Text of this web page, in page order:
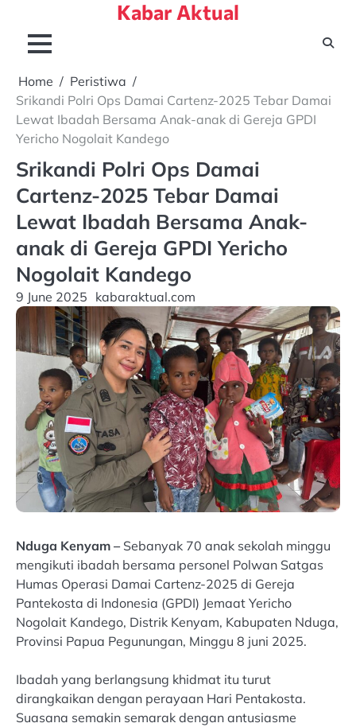
content
Kabar Aktual
Home
Peristiwa
Srikandi Polri Ops Damai Cartenz-2025 Tebar Damai
Lewat Ibadah Bersama Anak-anak di Gereja GPDI
Yericho Nogolait Kandego
Srikandi Polri Ops Damai
Cartenz-2025 Tebar Damai
Lewat Ibadah Bersama Anak-
anak di Gereja GPDI Yericho
Nogolait Kandego
9 June 2025 kabaraktual.com
Nduga Kenyam –Sebanyak 70 anak sekolah minggu
mengikuti ibadah bersama personel Polwan Satgas
Humas Operasi Damai Cartenz-2025 di Gereja
Pantekosta di Indonesia (GPDI) Jemaat Yericho
Nogolait Kandego, Distrik Kenyam, Kabupaten Nduga,
Provinsi Papua Pegunungan, Minggu 8 juni 2025.
Ibadah yang berlangsung khidmat itu turut
dirangkaikan dengan perayaan Hari Pentakosta.
Suasana semakin semarak dengan antusiasme